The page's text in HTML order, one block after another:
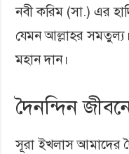
নবী করিম (সা.) এর
যেমন আল্লাহর
মহান দান।
দৈনন্দিন
সূরা ইখলাস আমাদের